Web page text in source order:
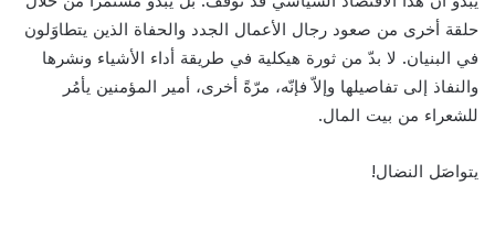
حلقة أخرى من صعود رجال الأعمال الجدد والحفاة الذين يتطاوَلون
في البنيان. لا بدّ من ثورة هيكلية في طريقة أداء الأشياء ونشرها
والنفاذ إلى تفاصيلها وإلاّ فإنّه، مرّةً أخرى، أمير المؤمنين يأمُر
للشعراء من بيت المال.
يتواصَل النضال!